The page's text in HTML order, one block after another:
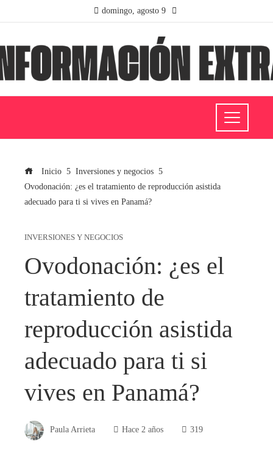
domingo, agosto 9
Inicio
Inversiones y negocios
Ovodonación: ¿es el tratamiento de reproducción asistida
adecuado para ti si vives en Panamá?
INVERSIONES Y NEGOCIOS
Ovodonación: ¿es el
tratamiento de
reproducción asistida
adecuado para ti si
vives en Panamá?
Paula Arrieta Hace 2 años 319